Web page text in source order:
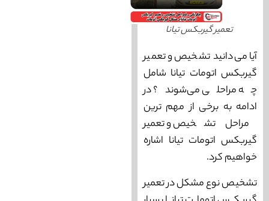
تعمیر گیربکس تیانا
آیا می‌دانید تشخیص و تعمیر
گیربکس اتومات تیانا شامل
چه مراحلی می‌شوند؟ در
ادامه به برخی از مهم ترین
مراحل تشخیص و تعمیر
گیربکس اتومات تیانا اشاره
خواهیم کرد.
تشخیص نوع مشکل در تعمیر